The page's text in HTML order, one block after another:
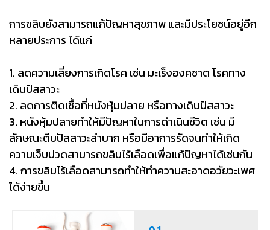
การขลิบยังสามารถแก้ปัญหาสุขภาพ และมีประโยชน์อยู่อีก
หลายประการ ได้แก่
1. ลดความเสี่ยงการเกิดโรค เช่น มะเร็งองคชาต โรคทาง
เดินปัสสาวะ
2. ลดการติดเชื้อที่หนังหุ้มปลาย หรือทางเดินปัสสาวะ
3. หนังหุ้มปลายทำให้มีปัญหาในการดำเนินชีวิต เช่น มี
ลักษณะตีบปัสสาวะลำบาก หรือมีอาการรัดจนทำให้เกิด
ความเจ็บปวดสามารถขลิบไร้เลือดเพื่อแก้ปัญหาได้เช่นกัน
4. การขลิบไร้เลือดสามารถทำให้ทำความสะอาดอวัยวะเพศ
ได้ง่ายขึ้น